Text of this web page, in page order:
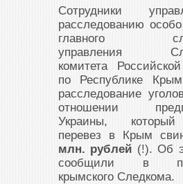
Сотрудники
расследованию
главного
управления
комитета
по Республике
расследование
отношении
Украины, который
перевез в Крым
млн. рублей (!). Об
сообщили в
крымского Следкома.